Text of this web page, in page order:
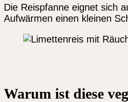
Die Reispfanne eignet sich
Aufwärmen einen kleinen
Warum ist diese